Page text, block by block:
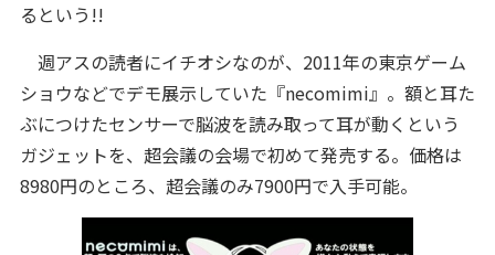
るという!!
週アスの読者にイチオシなのが、2011年の東京ゲーム
ショウなどでデモ展示していた『necomimi』。額と耳た
ぶにつけたセンサーで脳波を読み取って耳が動くという
ガジェットを、超会議の会場で初めて発売する。価格は
8980円のところ、超会議のみ7900円で入手可能。